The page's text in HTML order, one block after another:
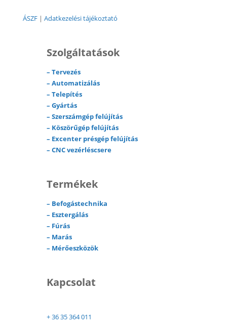
ÁSZF | Adatkezelési tájékoztató
Szolgáltatások
– Tervezés
– Automatizálás
– Telepítés
– Gyártás
– Szerszámgép felújítás
– Köszörűgép felújítás
– Excenter présgép felújítás
– CNC vezérléscsere
Termékek
– Befogástechnika
– Esztergálás
– Fúrás
– Marás
– Mérőeszközök
Kapcsolat
+ 36 35 364 011